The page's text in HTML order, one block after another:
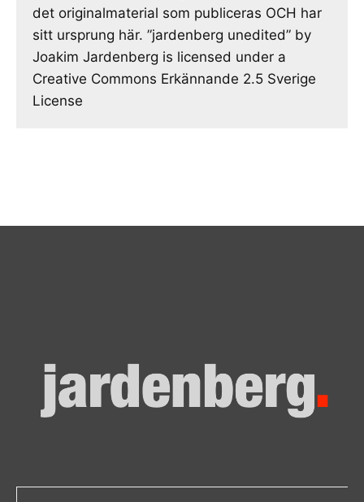
det originalmaterial som publiceras OCH har
sitt ursprung här. ”jardenberg unedited” by
Joakim Jardenberg is licensed under a
Creative Commons Erkännande 2.5 Sverige
License